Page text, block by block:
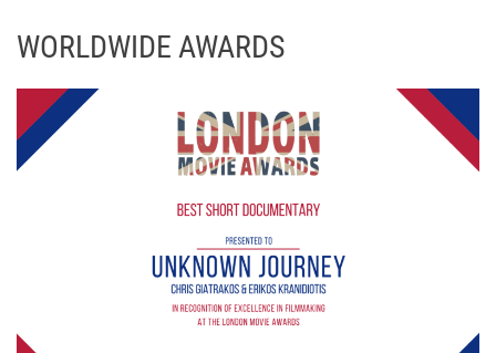
WORLDWIDE AWARDS